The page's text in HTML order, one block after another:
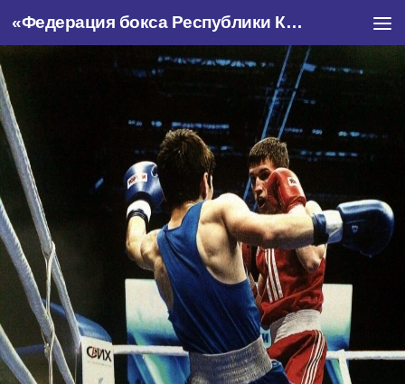
«Федерация бокса Республики Крым»